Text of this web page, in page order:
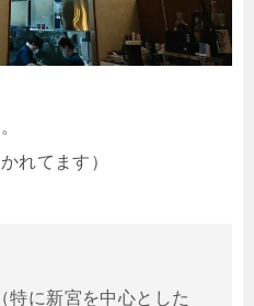
れてます）
特に新宮を中心とした